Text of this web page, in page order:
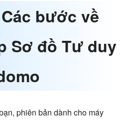
bước về
Sơ đồ Tư duy
phiên bản dành cho máy